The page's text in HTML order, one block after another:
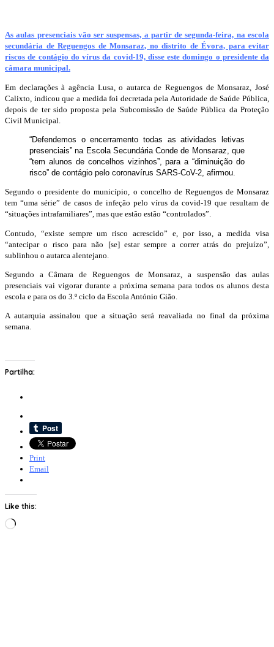
As aulas presenciais vão ser suspensas, a partir de segunda-feira, na escola
secundária de Reguengos de Monsaraz, no distrito de Évora, para evitar
riscos de contágio do vírus da covid-19, disse este domingo o presidente da
câmara municipal.
Em declarações à agência Lusa, o autarca de Reguengos de Monsaraz, José
Calixto, indicou que a medida foi decretada pela Autoridade de Saúde Pública,
depois de ter sido proposta pela Subcomissão de Saúde Pública da Proteção
Civil Municipal.
“Defendemos o encerramento todas as atividades letivas
presenciais” na Escola Secundária Conde de Monsaraz, que
“tem alunos de concelhos vizinhos”, para a “diminuição do
risco” de contágio pelo coronavírus SARS-CoV-2, afirmou.
Segundo o presidente do município, o concelho de Reguengos de Monsaraz
tem “uma série” de casos de infeção pelo vírus da covid-19 que resultam de
“situações intrafamiliares”, mas que estão estão “controlados”.
Contudo, “existe sempre um risco acrescido” e, por isso, a medida visa
“antecipar o risco para não [se] estar sempre a correr atrás do prejuízo”,
sublinhou o autarca alentejano.
Segundo a Câmara de Reguengos de Monsaraz, a suspensão das aulas
presenciais vai vigorar durante a próxima semana para todos os alunos desta
escola e para os do 3.º ciclo da Escola António Gião.
A autarquia assinalou que a situação será reavaliada no final da próxima
semana.
Partilha:
Print
Email
Like this:
Loading…